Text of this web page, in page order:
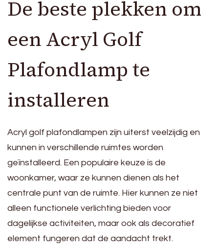
De beste plekken om
een Acryl Golf
Plafondlamp te
installeren
Acryl golf plafondlampen zijn uiterst veelzijdig en
kunnen in verschillende ruimtes worden
geïnstalleerd. Een populaire keuze is de
woonkamer, waar ze kunnen dienen als het
centrale punt van de ruimte. Hier kunnen ze niet
alleen functionele verlichting bieden voor
dagelijkse activiteiten, maar ook als decoratief
element fungeren dat de aandacht trekt.